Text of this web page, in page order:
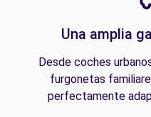
Una amplia
Desde coches
furgonetas
perfectamente